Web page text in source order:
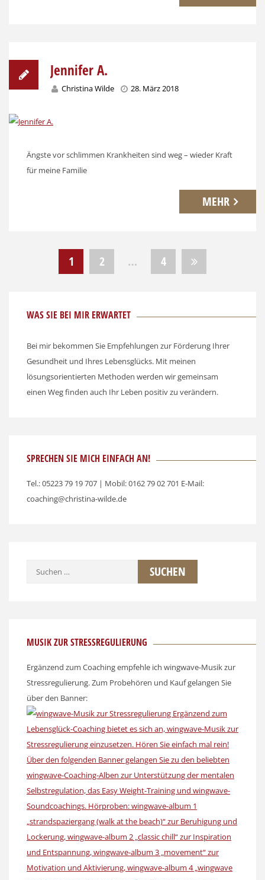
Jennifer A.
Christina Wilde 28. März 2018
Ängste vor schlimmen Krankheiten sind weg – wieder Kraft
für meine Familie
MEHR
Beitragsnavigation
1 2 … 4
WAS SIE BEI MIR ERWARTET
Bei mir bekommen Sie Empfehlungen zur Förderung Ihrer
Gesundheit und Ihres Lebensglücks. Mit meinen
lösungsorientierten Methoden werden wir gemeinsam
einen Weg finden auch Ihr Leben positiv zu verändern.
SPRECHEN SIE MICH EINFACH AN!
Tel.: 05223 79 19 707 | Mobil: 0162 79 02 701 E-Mail:
coaching@christina-wilde.de
Suchen
MUSIK ZUR STRESSREGULIERUNG
Ergänzend zum Coaching empfehle ich wingwave-Musik zur
Stressregulierung. Zum Probehören und Kauf gelangen Sie
über den Banner: